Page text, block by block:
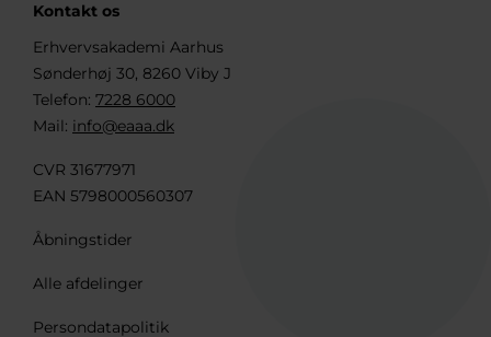
Kontakt os
Erhvervsakademi Aarhus
Sønderhøj 30, 8260 Viby J
Telefon: 7228 6000
Mail: info@eaaa.dk
CVR 31677971
EAN 5798000560307
Åbningstider
Alle afdelinger
Persondatapolitik